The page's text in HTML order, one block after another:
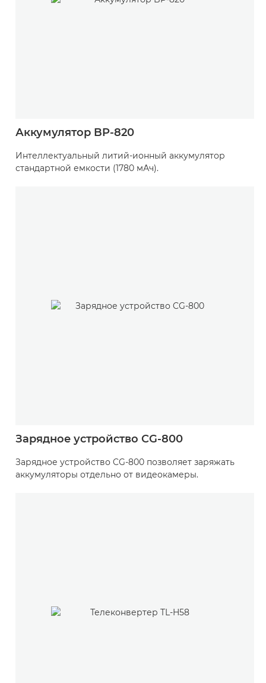
Аккумулятор BP-820
Интеллектуальный литий-ионный аккумулятор
стандартной емкости (1780 мАч).
Зарядное устройство CG-800
Зарядное устройство CG-800 позволяет заряжать
аккумуляторы отдельно от видеокамеры.